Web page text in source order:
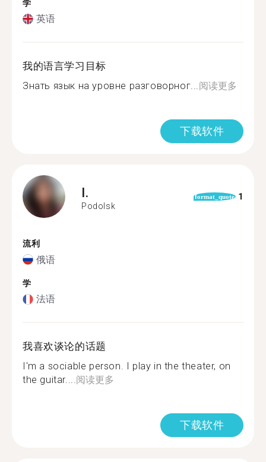
学
英语
我的语言学习目标
Знать язык на уровне разговорног...阅读更多
下载软件
I.
Podolsk
format_quote 1
流利
俄语
学
法语
我喜欢谈论的话题
I'm a sociable person. I play in the theater, on
the guitar....阅读更多
下载软件